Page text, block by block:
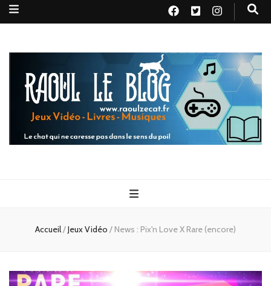
Raoul le
blog
Accueil/Jeux Vidéo / News : Pix'n Love X Rare (encore)